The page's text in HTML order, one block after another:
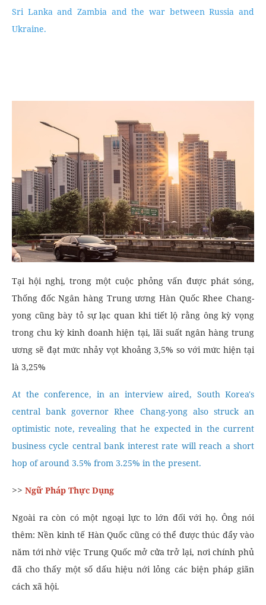
Sri Lanka and Zambia and the war between Russia and
Ukraine.
Tại hội nghị, trong một cuộc phỏng vấn được phát sóng,
Thống đốc Ngân hàng Trung ương Hàn Quốc Rhee Chang-
yong cũng bày tỏ sự lạc quan khi tiết lộ rằng ông kỳ vọng
trong chu kỳ kinh doanh hiện tại, lãi suất ngân hàng trung
ương sẽ đạt mức nhảy vọt khoảng 3,5% so với mức hiện tại
là 3,25%
At the conference, in an interview aired, South Korea's
central bank governor Rhee Chang-yong also struck an
optimistic note, revealing that he expected in the current
business cycle central bank interest rate will reach a short
hop of around 3.5% from 3.25% in the present.
>> Ngữ Pháp Thực Dụng
Ngoài ra còn có một ngoại lực to lớn đối với họ. Ông nói
thêm: Nền kinh tế Hàn Quốc cũng có thể được thúc đẩy vào
năm tới nhờ việc Trung Quốc mở cửa trở lại, nơi chính phủ
đã cho thấy một số dấu hiệu nới lỏng các biện pháp giãn
cách xã hội.